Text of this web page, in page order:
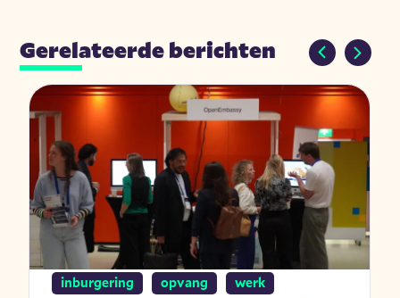
Gerelateerde berichten
inburgering opvang werk